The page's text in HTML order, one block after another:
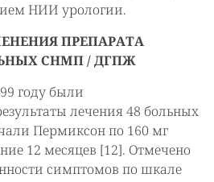
НИИ урологии.
ПРЕПАРАТА
СНМП / ДГПЖ
году были
лечения 48 больных
Пермиксон по 160 мг
12 месяцев [12]. Отмечено
симптомов по шкале